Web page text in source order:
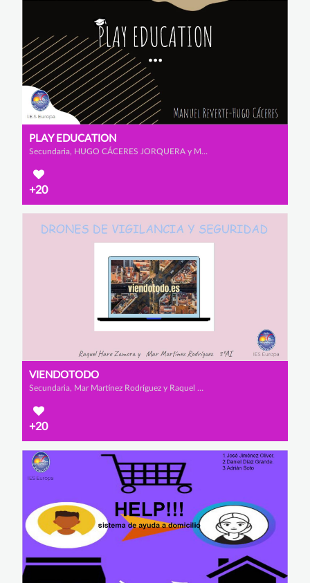
PLAY EDUCATION
Secundaria, HUGO CÁCERES JORQUERA y MANUEL REVERTE VIÚDEZ
+20
VIENDOTODO
Secundaria, Mar Martínez Rodríguez y Raquel Haro Zamora
+20